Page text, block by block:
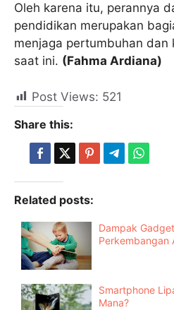
Oleh karena itu, perannya
pendidikan merupakan
menjaga pertumbuhan dan
saat ini. (Fahma Ardiana)
Post Views: 521
Share this:
Related posts:
Dampak
Perkembangan
Smartphone
Mana?